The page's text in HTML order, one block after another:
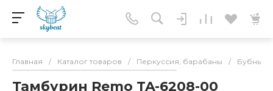
Главная / Каталог товаров / Перкуссия, барабаны / Бубны
Тамбурин Remo TA-6208-00